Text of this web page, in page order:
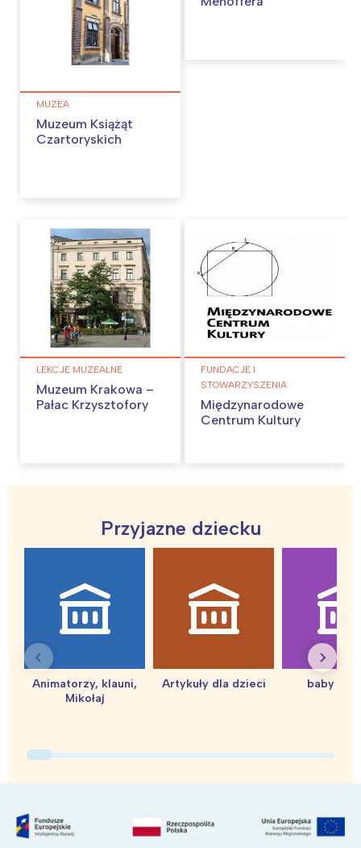
MUZEA
Muzeum Książąt
Czartoryskich
LEKCJE MUZEALNE
Muzeum Krakowa –
Pałac Krzysztofory
FUNDACJE I
STOWARZYSZENIA
Międzynarodowe
Centrum Kultury
Przyjazne dziecku
Animatorzy, klauni,
Mikołaj
Artykuły dla dzieci baby